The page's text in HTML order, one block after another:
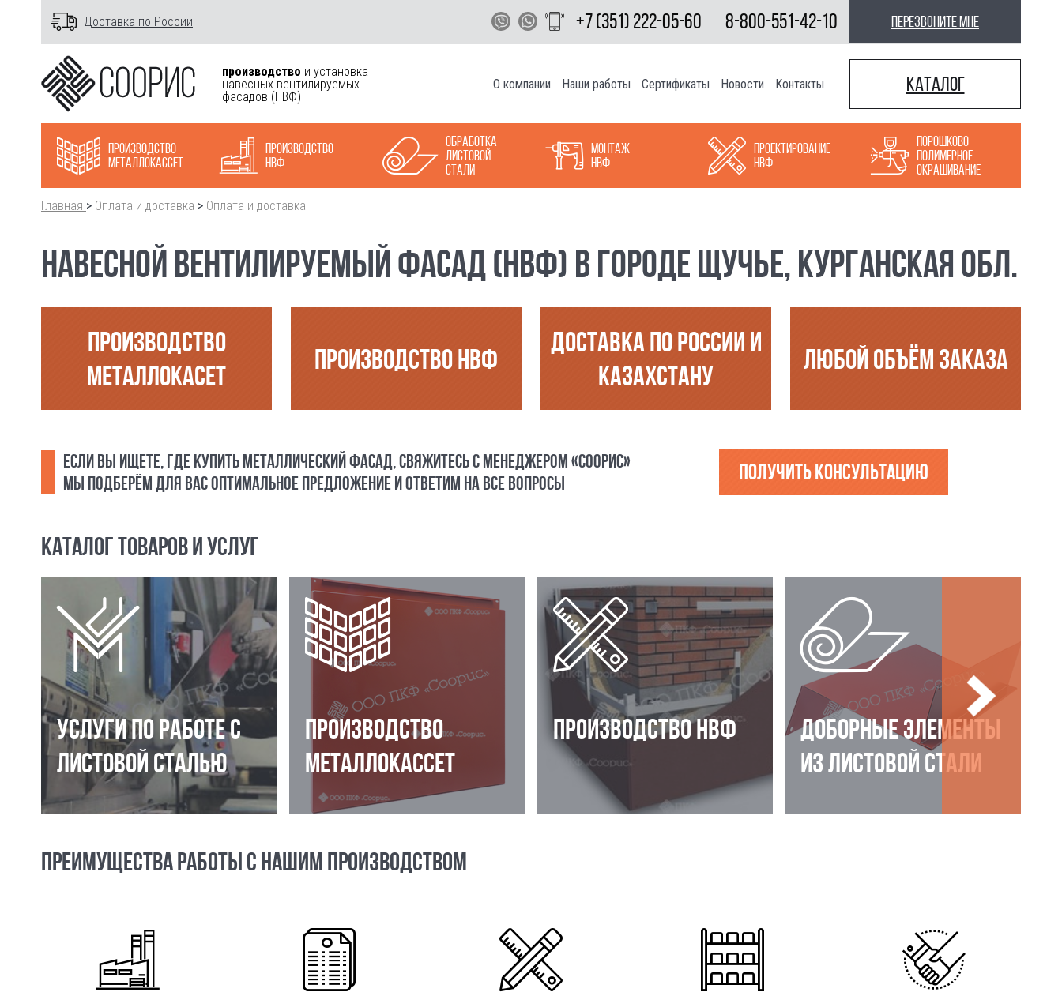
Доставка по России +7 (351) 222-05-60 8-800-551-42-10 перезвоните мне
производство и установка
навесных вентилируемых
фасадов (НВФ)
О компании Наши работы Сертификаты Новости Контакты Каталог
Производство
металлокасcет
Производство
НВФ
Обработка
листовой
стали
Монтаж
НВФ
Проектирование
НВФ
Порошково-
полимерное
окрашивание
Главная > Оплата и доставка > Оплата и доставка
НАВЕСНОЙ ВЕНТИЛИРУЕМЫЙ ФАСАД (НВФ) В ГОРОДЕ ЩУЧЬЕ, КУРГАНСКАЯ ОБЛ.
ПРОИЗВОДСТВО
МЕТАЛЛОКАСЕТ
ПРОИЗВОДСТВО НВФ
ДОСТАВКА ПО РОССИИ И
КАЗАХСТАНУ
ЛЮБОЙ ОБЪЁМ ЗАКАЗА
ЕСЛИ ВЫ ИЩЕТЕ, ГДЕ КУПИТЬ МЕТАЛЛИЧЕСКИЙ ФАСАД, СВЯЖИТЕСЬ С МЕНЕДЖЕРОМ «СООРИС»
МЫ ПОДБЕРЁМ ДЛЯ ВАС ОПТИМАЛЬНОЕ ПРЕДЛОЖЕНИЕ И ОТВЕТИМ НА ВСЕ ВОПРОСЫ
Получить консультацию
КАТАЛОГ ТОВАРОВ И УСЛУГ
УСЛУГИ ПО РАБОТЕ С
ЛИСТОВОЙ СТАЛЬЮ
ПРОИЗВОДСТВО
МЕТАЛЛОКАССЕТ
ПРОИЗВОДСТВО НВФ
ДОБОРНЫЕ ЭЛЕМЕНТЫ
ИЗ ЛИСТОВОЙ СТАЛИ
ПРЕИМУЩЕСТВА РАБОТЫ С НАШИМ ПРОИЗВОДСТВОМ